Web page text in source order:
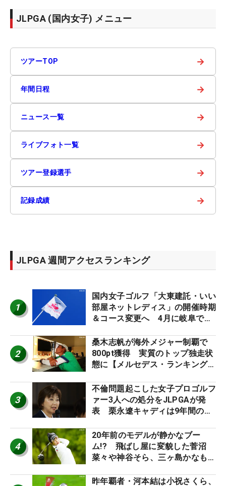
JLPGA (国内女子) メニュー
ツアーTOP →
年間日程 →
ニュース一覧 →
ライブフォト一覧 →
ツアー登録選手 →
記録成績 →
JLPGA 週間アクセスランキング
1
国内女子ゴルフ「大東建託・いい
部屋ネットレディス」の開催時期
＆コース変更へ 4月に岐阜で開
2
桑木志帆が海外メジャー制覇で
800pt獲得 実質のトップ独走状
態に【メルセデス・ランキング番
3
不倫問題起こした女子プロゴルフ
ァー3人への処分をJLPGAが発
表 栗永遼キャディは9年間の立
4
20年前のモデルが静かなブー
ム!? 飛ばし屋に変貌した菅沼
菜々や神谷そら、三ヶ島かなも使
ロたちの“飛ばしギア”】
昨年覇者・河本結は小祝さくら、